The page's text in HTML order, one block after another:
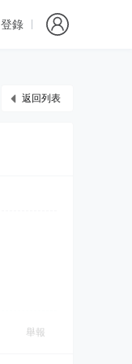
登錄
返回列表
舉報